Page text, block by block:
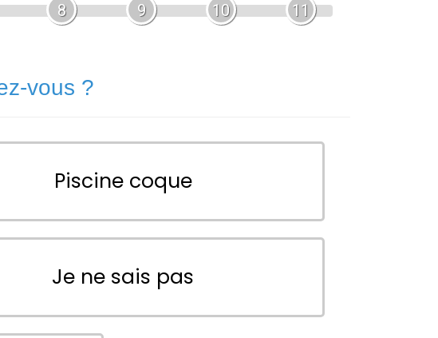
8 9 10 11
vous ?
Piscine coque
Je ne sais pas